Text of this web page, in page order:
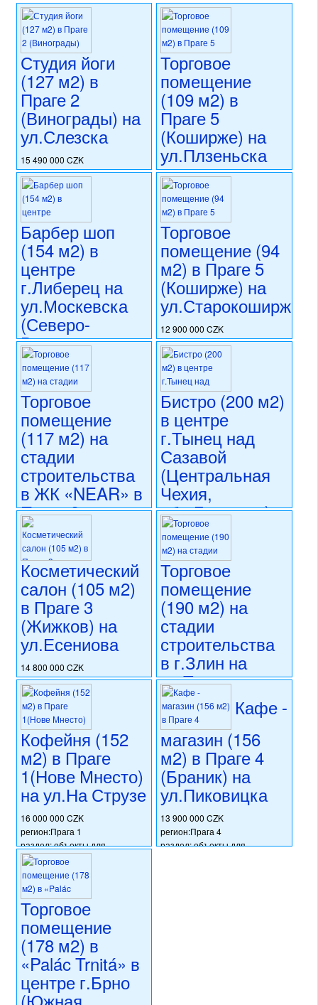
Студия йоги
(127 м2) в
Праге 2
(Винограды) на
ул.Слезска
15 490 000 CZK
регион:Прага 2
раздел: объекты для
коммерческого использования
состояние: стандарт
номер объекта: 20689
Торговое
помещение
(109 м2) в
Праге 5
(Коширже) на
ул.Плзеньска
11 900 000 CZK
регион:Прага 5
раздел: объекты для
коммерческого использования
состояние: после
реконструкции
номер объекта:20286
Барбер шоп
(154 м2) в
центре
г.Либерец на
ул.Москевска
(Северо-
Восточная
Чехия)
16 000 000 CZK
регион:Северо-Восточная
Чехия
раздел: объекты для
коммерческого использования
состояние: стандарт
номер объекта:
Торговое
помещение (94
м2) в Праге 5
(Коширже) на
ул.Старокоширжска
12 900 000 CZK
регион:Прага 5
раздел: объекты для
коммерческого использования
состояние: новостройка
номер объекта:20556
Торговое
помещение
(117 м2) на
стадии
строительства
в ЖК «NEAR» в
Праге 8
(Либень) на
ул.На Копечку
11 980 000 CZK
регион:Прага 8
раздел: объекты для
коммерческого использования
состояние: новостройка
номер объекта: 20541
Бистро (200 м2)
в центре
г.Тынец над
Сазавой
(Центральная
Чехия,
обл.Бенешов)
13 450 000 CZK
регион:Центральная Чехия
раздел: объекты для
коммерческого использования
состояние: после
реконструкции
номер объекта: 20526
Косметический
салон (105 м2)
в Праге 3
(Жижков) на
ул.Есениова
14 800 000 CZK
регион:Прага 3
раздел: объекты для
коммерческого использования
состояние: после
реконструкции
номер объекта: 19980
Торговое
помещение
(190 м2) на
стадии
строительства
в г.Злин на
ул.Тржида
Томаше Бати
(Южная
Моравия)
13 114 000 CZK
регион:Южная Моравия
раздел: объекты для
коммерческого использования
состояние: новостройка
номер объекта:
Кофейня (152
м2) в Праге
1(Нове Мнесто)
на ул.На Струзе
16 000 000 CZK
регион:Прага 1
раздел: объекты для
коммерческого использования
состояние: после
реконструкции
номер объекта:20422
Кафе -
магазин (156
м2) в Праге 4
(Браник) на
ул.Пиковицка
13 900 000 CZK
регион:Прага 4
раздел: объекты для
Торговое
помещение
(178 м2) в
«Palác Trnitá» в
центре г.Брно